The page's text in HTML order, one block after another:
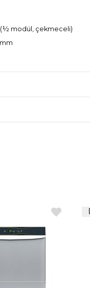
(½ modül, çekmeceli)
depolama alanı